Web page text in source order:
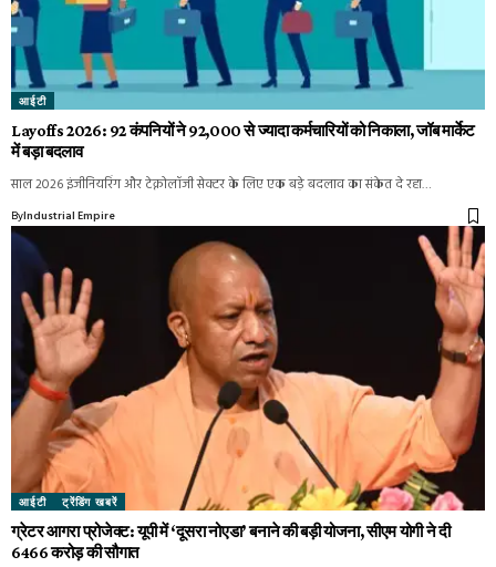
आईटी
Layoffs 2026: 92 कंपनियों ने 92,000 से ज्यादा कर्मचारियों को निकाला, जॉब मार्केट
में बड़ा बदलाव
साल 2026 इंजीनियरिंग और टेक्नोलॉजी सेक्टर के लिए एक बड़े बदलाव का संकेत दे रहा…
ByIndustrial Empire
आईटी ट्रेंडिंग खबरें
ग्रेटर आगरा प्रोजेक्ट: यूपी में ‘दूसरा नोएडा’ बनाने की बड़ी योजना, सीएम योगी ने दी
6466 करोड़ की सौगात